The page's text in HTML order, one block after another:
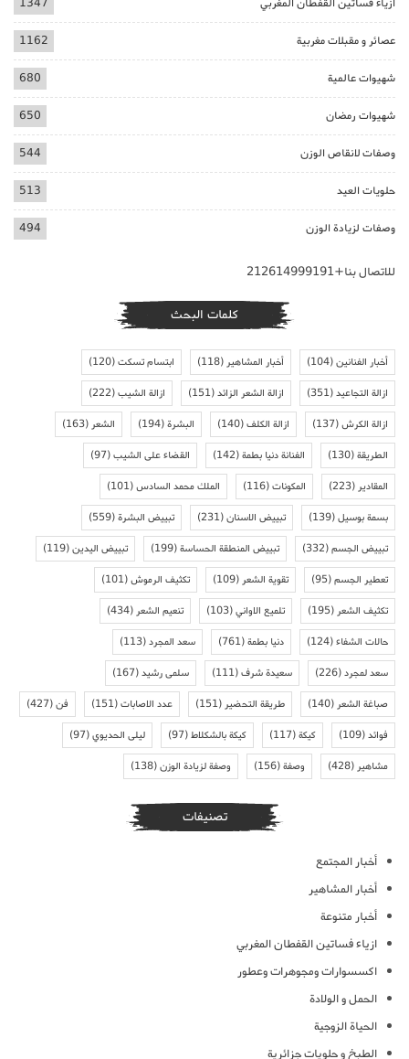
عصائر و مقبلات مغربية 1162
شهيوات عالمية 680
شهيوات رمضان 650
وصفات لانقاص الوزن 544
حلويات العيد 513
وصفات لزيادة الوزن 494
للاتصال بنا+212614999191
كلمات البحث
أخبار الفنانين(104) أخبار المشاهير(118) ابتسام تسكت(120)
ازالة التجاعيد(351) ازالة الشعر الزائد(151) ازالة الشيب(222)
ازالة الكرش(137) ازالة الكلف(140) البشرة(194) الشعر(163)
الطريقة(130) الفنانة دنيا بطمة(142) القضاء على الشيب(97)
المقادير(223) المكونات(116) الملك محمد السادس(101)
بسمة بوسيل(139) تبييض الاسنان(231) تبييض البشرة(559)
تبييض الجسم(332) تبييض المنطقة الحساسة(199) تبييض اليدين(119)
تعطير الجسم(95) تقوية الشعر(109) تكثيف الرموش(101)
تكثيف الشعر(195) تلميع الاواني(103) تنعيم الشعر(434)
حالات الشفاء(124) دنيا بطمة(761) سعد المجرد(113)
سعد لمجرد(226) سعيدة شرف(111) سلمى رشيد(167)
صباغة الشعر(140) طريقة التحضير(151) عدد الاصابات(151) فن(427)
فوائد(109) كيكة(117) كيكة بالشكلاط(97) ليلى الحديوي(97)
مشاهير(428) وصفة(156) وصفة لزيادة الوزن(138)
تصنيفات
أخبار المجتمع
أخبار المشاهير
أخبار متنوعة
ازياء فساتين القفطان المغربي
اكسسوارات ومجوهرات وعطور
الحمل و الولادة
الحياة الزوجية
الطبخ و حلويات جزائرية